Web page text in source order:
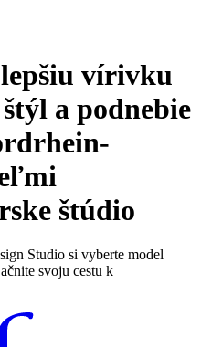
vírivku
a podnebie
štúdio
Studio si vyberte model
svoju cestu k